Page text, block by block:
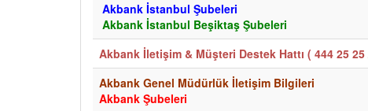
Akbank İstanbul Şubeleri
Akbank İstanbul Beşiktaş Şubeleri
Akbank İletişim & Müşteri Destek Hattı ( 444 25
Akbank Genel Müdürlük İletişim Bilgileri
Akbank Şubeleri